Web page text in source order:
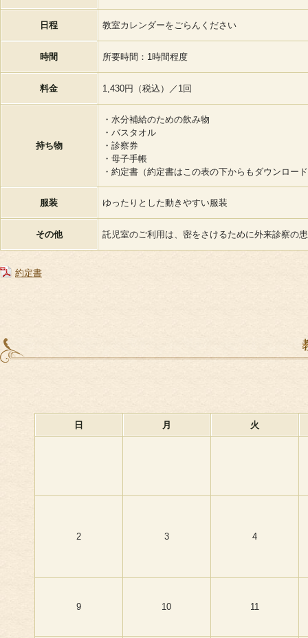
日程 教室カレンダーをごらんください
時間 所要時間：1時間程度
料金 1,430円（税込）／1回
持ち物
・水分補給のための飲み物
・バスタオル
・診察券
・母子手帳
・約定書（約定書はこの表の下からもダウンロー
服装 ゆったりとした動きやすい服装
その他 託児室のご利用は、密をさけるために外来診察の
約定書
日 月 火
2 3 4
9 10 11